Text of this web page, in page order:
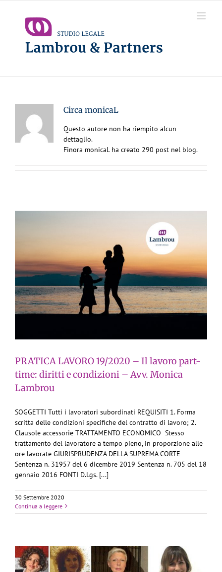
contenuto
Circa monicaL
Questo autore non ha riempito alcun
dettaglio.
Finora monicaL ha creato 290 post nel blog.
PRATICA LAVORO 19/2020 – Il lavoro part-
time: diritti e condizioni – Avv. Monica
Lambrou
SOGGETTI Tutti i lavoratori subordinati REQUISITI 1. Forma
scritta delle condizioni specifiche del contratto di lavoro; 2.
Clausole accessorie TRATTAMENTO ECONOMICO Stesso
trattamento del lavoratore a tempo pieno, in proporzione alle
ore lavorate GIURISPRUDENZA DELLA SUPREMA CORTE
Sentenza n. 31957 del 6 dicembre 2019 Sentenza n. 705 del 18
gennaio 2016 FONTI D.Lgs. [...]
30 Settembre 2020
Continua a leggere